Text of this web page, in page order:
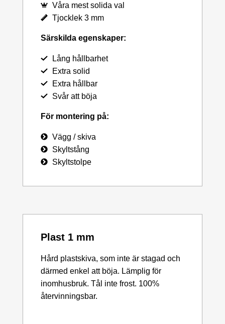
Våra mest solida val
Tjocklek 3 mm
Särskilda egenskaper:
Lång hållbarhet
Extra solid
Extra hållbar
Svår att böja
För montering på:
Vägg / skiva
Skyltstång
Skyltstolpe
Plast 1 mm
Hård plastskiva, som inte är stagad och
därmed enkel att böja. Lämplig för
inomhusbruk. Tål inte frost. 100%
återvinningsbar.